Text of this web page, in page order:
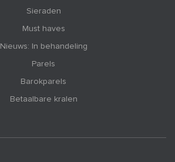
Sieraden
Must haves
Nieuws: In behandeling
Parels
Barokparels
Betaalbare kralen